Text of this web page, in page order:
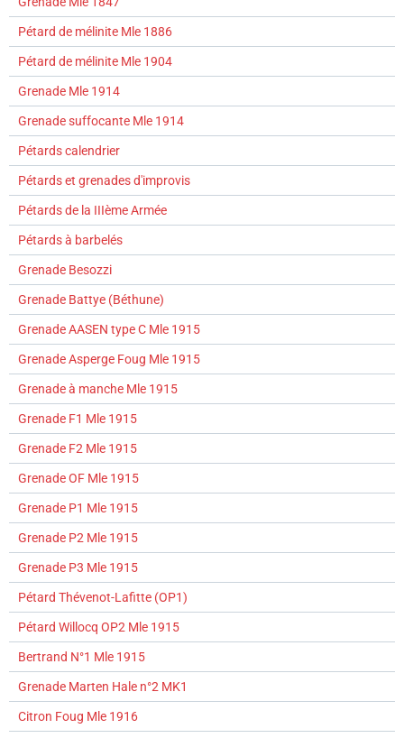
Pétard de mélinite Mle 1886
Pétard de mélinite Mle 1904
Grenade Mle 1914
Grenade suffocante Mle 1914
Pétards calendrier
Pétards et grenades d'improvis
Pétards de la IIIème Armée
Pétards à barbelés
Grenade Besozzi
Grenade Battye (Béthune)
Grenade AASEN type C Mle 1915
Grenade Asperge Foug Mle 1915
Grenade à manche Mle 1915
Grenade F1 Mle 1915
Grenade F2 Mle 1915
Grenade OF Mle 1915
Grenade P1 Mle 1915
Grenade P2 Mle 1915
Grenade P3 Mle 1915
Pétard Thévenot-Lafitte (OP1)
Pétard Willocq OP2 Mle 1915
Bertrand N°1 Mle 1915
Grenade Marten Hale n°2 MK1
Citron Foug Mle 1916